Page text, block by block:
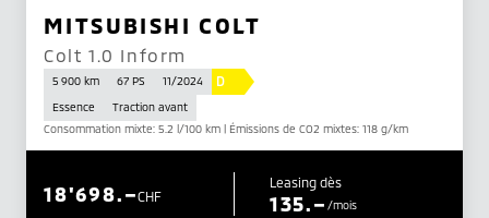
MITSUBISHI COLT
Colt 1.0 Inform
5 900 km 67 PS 11/2024 D
Essence
Traction avant
Consommation mixte: 5.2 l/100 km | Émissions de CO2 mixtes: 118 g/km
CHF
18'698.– Leasing dès
135.– /mois